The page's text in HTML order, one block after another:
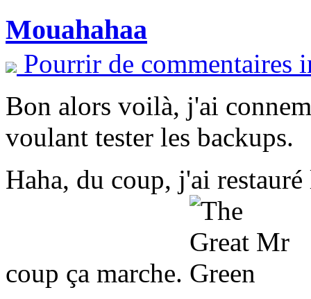
Mouahahaa
Pourrir de commentaires
Bon alors voilà, j'ai
voulant tester les backups.
Haha, du coup, j'ai
coup ça marche.